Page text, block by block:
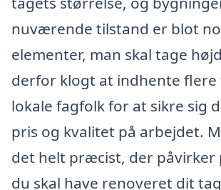
nuværende tilstand er blot
elementer, man skal tage
derfor klogt at indhente flere
lokale fagfolk for at sikre sig
pris og kvalitet på arbejdet.
det helt præcist, der påvirker
du skal have renoveret dit